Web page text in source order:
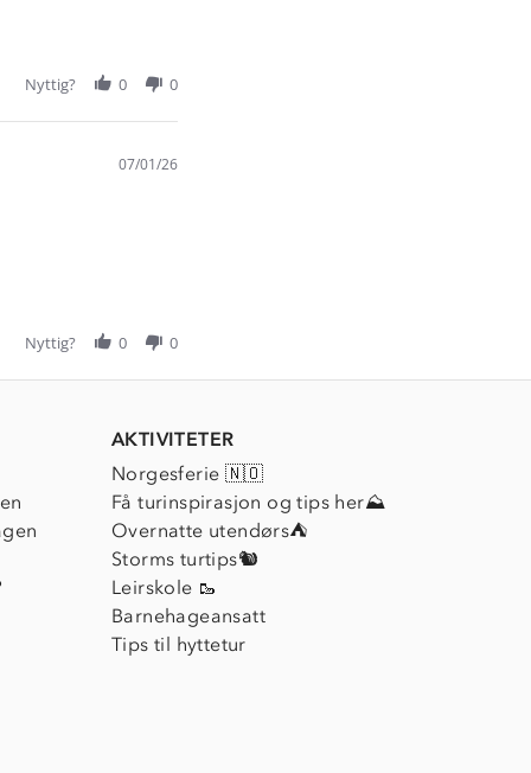
Nyttig? 0 0
07/01/26
Nyttig? 0 0
AKTIVITETER
Norgesferie 🇳🇴
Få turinspirasjon og tips her⛰
Overnatte utendørs⛺
Storms turtips🐿️
Leirskole 🥾
Barnehageansatt
Tips til hyttetur